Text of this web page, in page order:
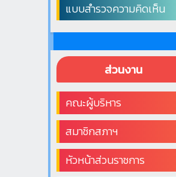
แบบสำรวจความคิดเห็น
ส่วนงาน
คณะผู้บริหาร
สมาชิกสภาฯ
หัวหน้าส่วนราชการ